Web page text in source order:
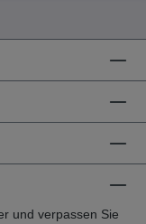
und verpassen Sie